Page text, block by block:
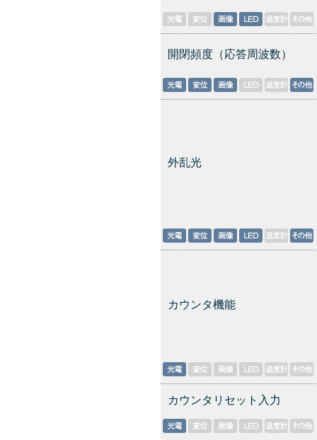
開閉頻度（応答周波数）
外乱光
カウンタ機能
カウンタリセット入力